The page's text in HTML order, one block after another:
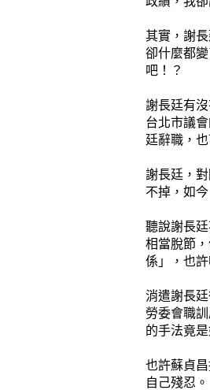
其實，謝
卻什麼都
吧！？
謝長廷有
台北市議
廷辭職，
謝長廷，
不掉，如
聽說謝長
相當脫節
係」，也
消遣謝長
勞委會職
的手法竟是
也許蘇貞
自己殘忍。